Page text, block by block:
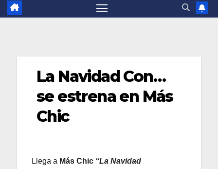
La Navidad Con…
se estrena en Más
Chic
Llega a Más Chic “La Navidad